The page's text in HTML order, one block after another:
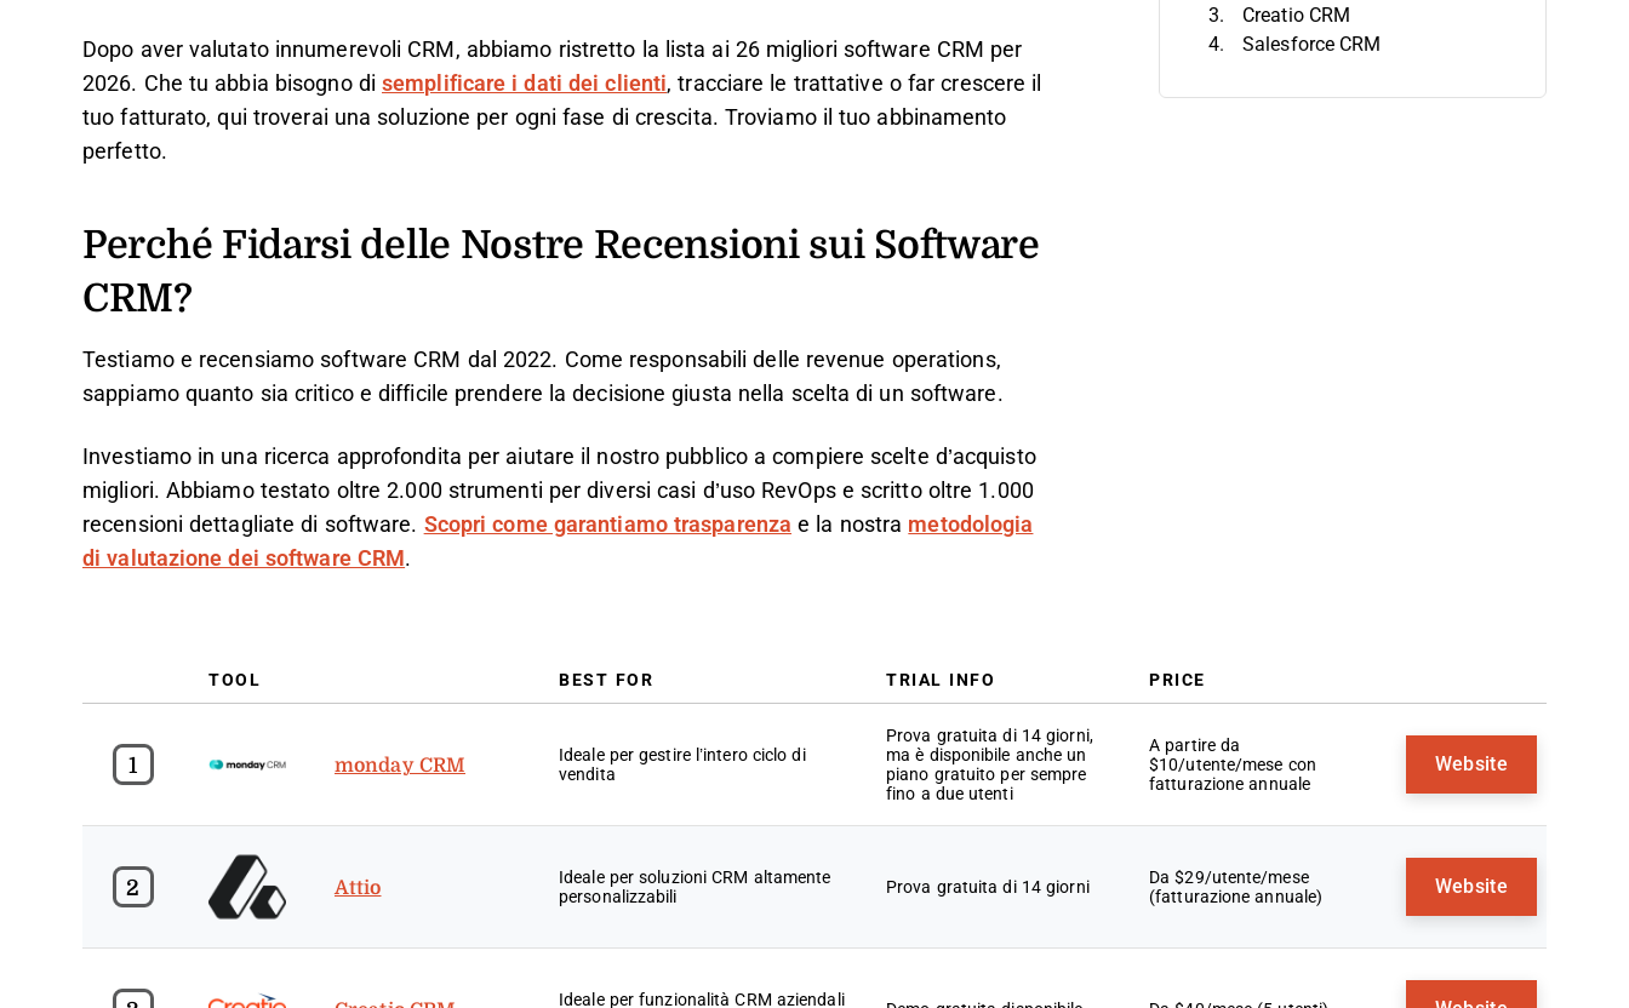
Dopo aver valutato innumerevoli CRM, abbiamo ristretto la lista ai 26 migliori software CRM per
2026. Che tu abbia bisogno di semplificare i dati dei clienti, tracciare le trattative o far crescere il
tuo fatturato, qui troverai una soluzione per ogni fase di crescita. Troviamo il tuo abbinamento
perfetto.
Perché Fidarsi delle Nostre Recensioni sui Software
CRM?
Testiamo e recensiamo software CRM dal 2022. Come responsabili delle revenue operations,
sappiamo quanto sia critico e difficile prendere la decisione giusta nella scelta di un software.
Investiamo in una ricerca approfondita per aiutare il nostro pubblico a compiere scelte d’acquisto
migliori. Abbiamo testato oltre 2.000 strumenti per diversi casi d’uso RevOps e scritto oltre 1.000
recensioni dettagliate di software. Scopri come garantiamo trasparenza e la nostra metodologia
di valutazione dei software CRM .
TOOL BEST FOR TRIAL INFO PRICE
1 monday CRM
Ideale per gestire l’intero ciclo di
vendita
Prova gratuita di 14 giorni,
ma è disponibile anche un
piano gratuito per sempre
fino a due utenti
A partire da
$10/utente/mese con
fatturazione annuale
Website
2 Attio
Ideale per soluzioni CRM altamente
personalizzabili
Prova gratuita di 14 giorni
Da $29/utente/mese
(fatturazione annuale)
Website
Ideale per funzionalità CRM aziendali
Creatio CRM
Salesforce CRM
MRPeasy